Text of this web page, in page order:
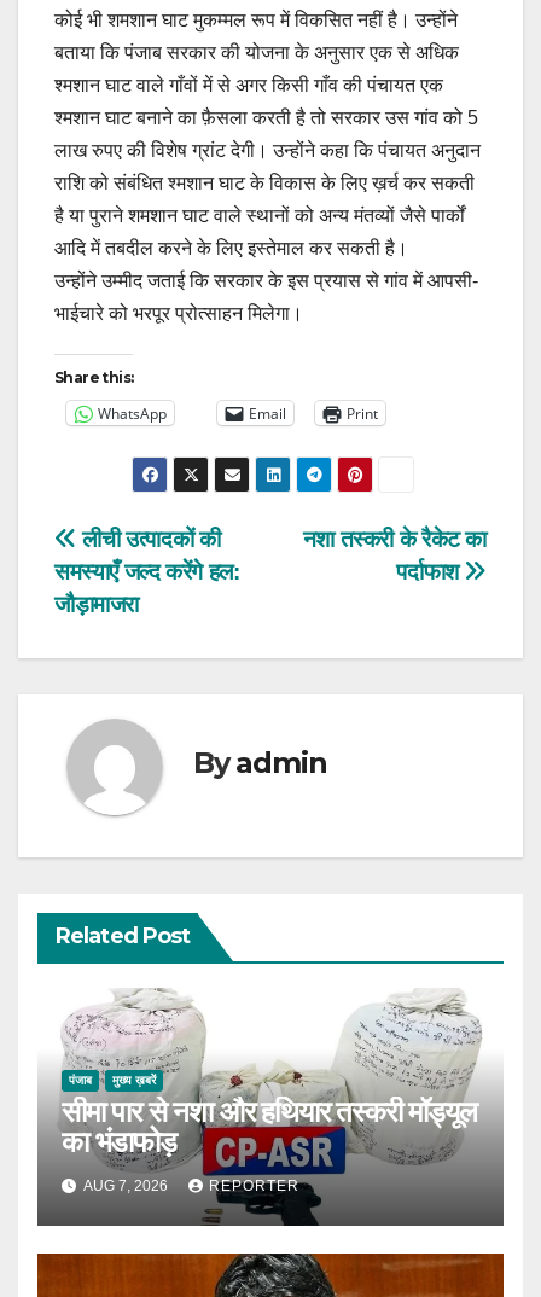
कोई भी शमशान घाट मुकम्मल रूप में विकसित नहीं है। उन्होंने
बताया कि पंजाब सरकार की योजना के अनुसार एक से अधिक
श्मशान घाट वाले गाँवों में से अगर किसी गाँव की पंचायत एक
श्मशान घाट बनाने का फ़ैसला करती है तो सरकार उस गांव को 5
लाख रुपए की विशेष ग्रांट देगी। उन्होंने कहा कि पंचायत अनुदान
राशि को संबंधित श्मशान घाट के विकास के लिए ख़र्च कर सकती
है या पुराने शमशान घाट वाले स्थानों को अन्य मंतव्यों जैसे पार्कों
आदि में तबदील करने के लिए इस्तेमाल कर सकती है।
उन्होंने उम्मीद जताई कि सरकार के इस प्रयास से गांव में आपसी-
भाईचारे को भरपूर प्रोत्साहन मिलेगा।
Share this:
WhatsApp Email Print
Post
navigation
नशा तस्करी के रैकेट का
पर्दाफाश
लीची उत्पादकों की
समस्याएँ जल्द करेंगे हल:
जौड़ामाजरा
Byadmin
Related Post
पंजाब मुख्य ख़बरें
सीमा पार से नशा और हथियार तस्करी मॉड्यूल
का भंडाफोड़
AUG 7, 2026 REPORTER